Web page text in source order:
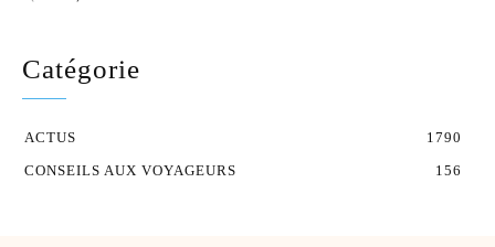
Catégorie
ACTUS
1790
CONSEILS AUX VOYAGEURS
156